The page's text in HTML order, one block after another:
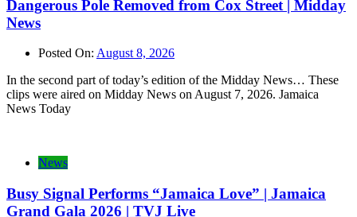
Dangerous Pole Removed from Cox Street | Midday
News
Posted On: August 8, 2026
In the second part of today’s edition of the Midday News… These
clips were aired on Midday News on August 7, 2026. Jamaica
News Today
News
Busy Signal Performs “Jamaica Love” | Jamaica
Grand Gala 2026 | TVJ Live